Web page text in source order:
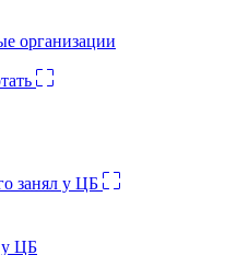
организации
у ЦБ